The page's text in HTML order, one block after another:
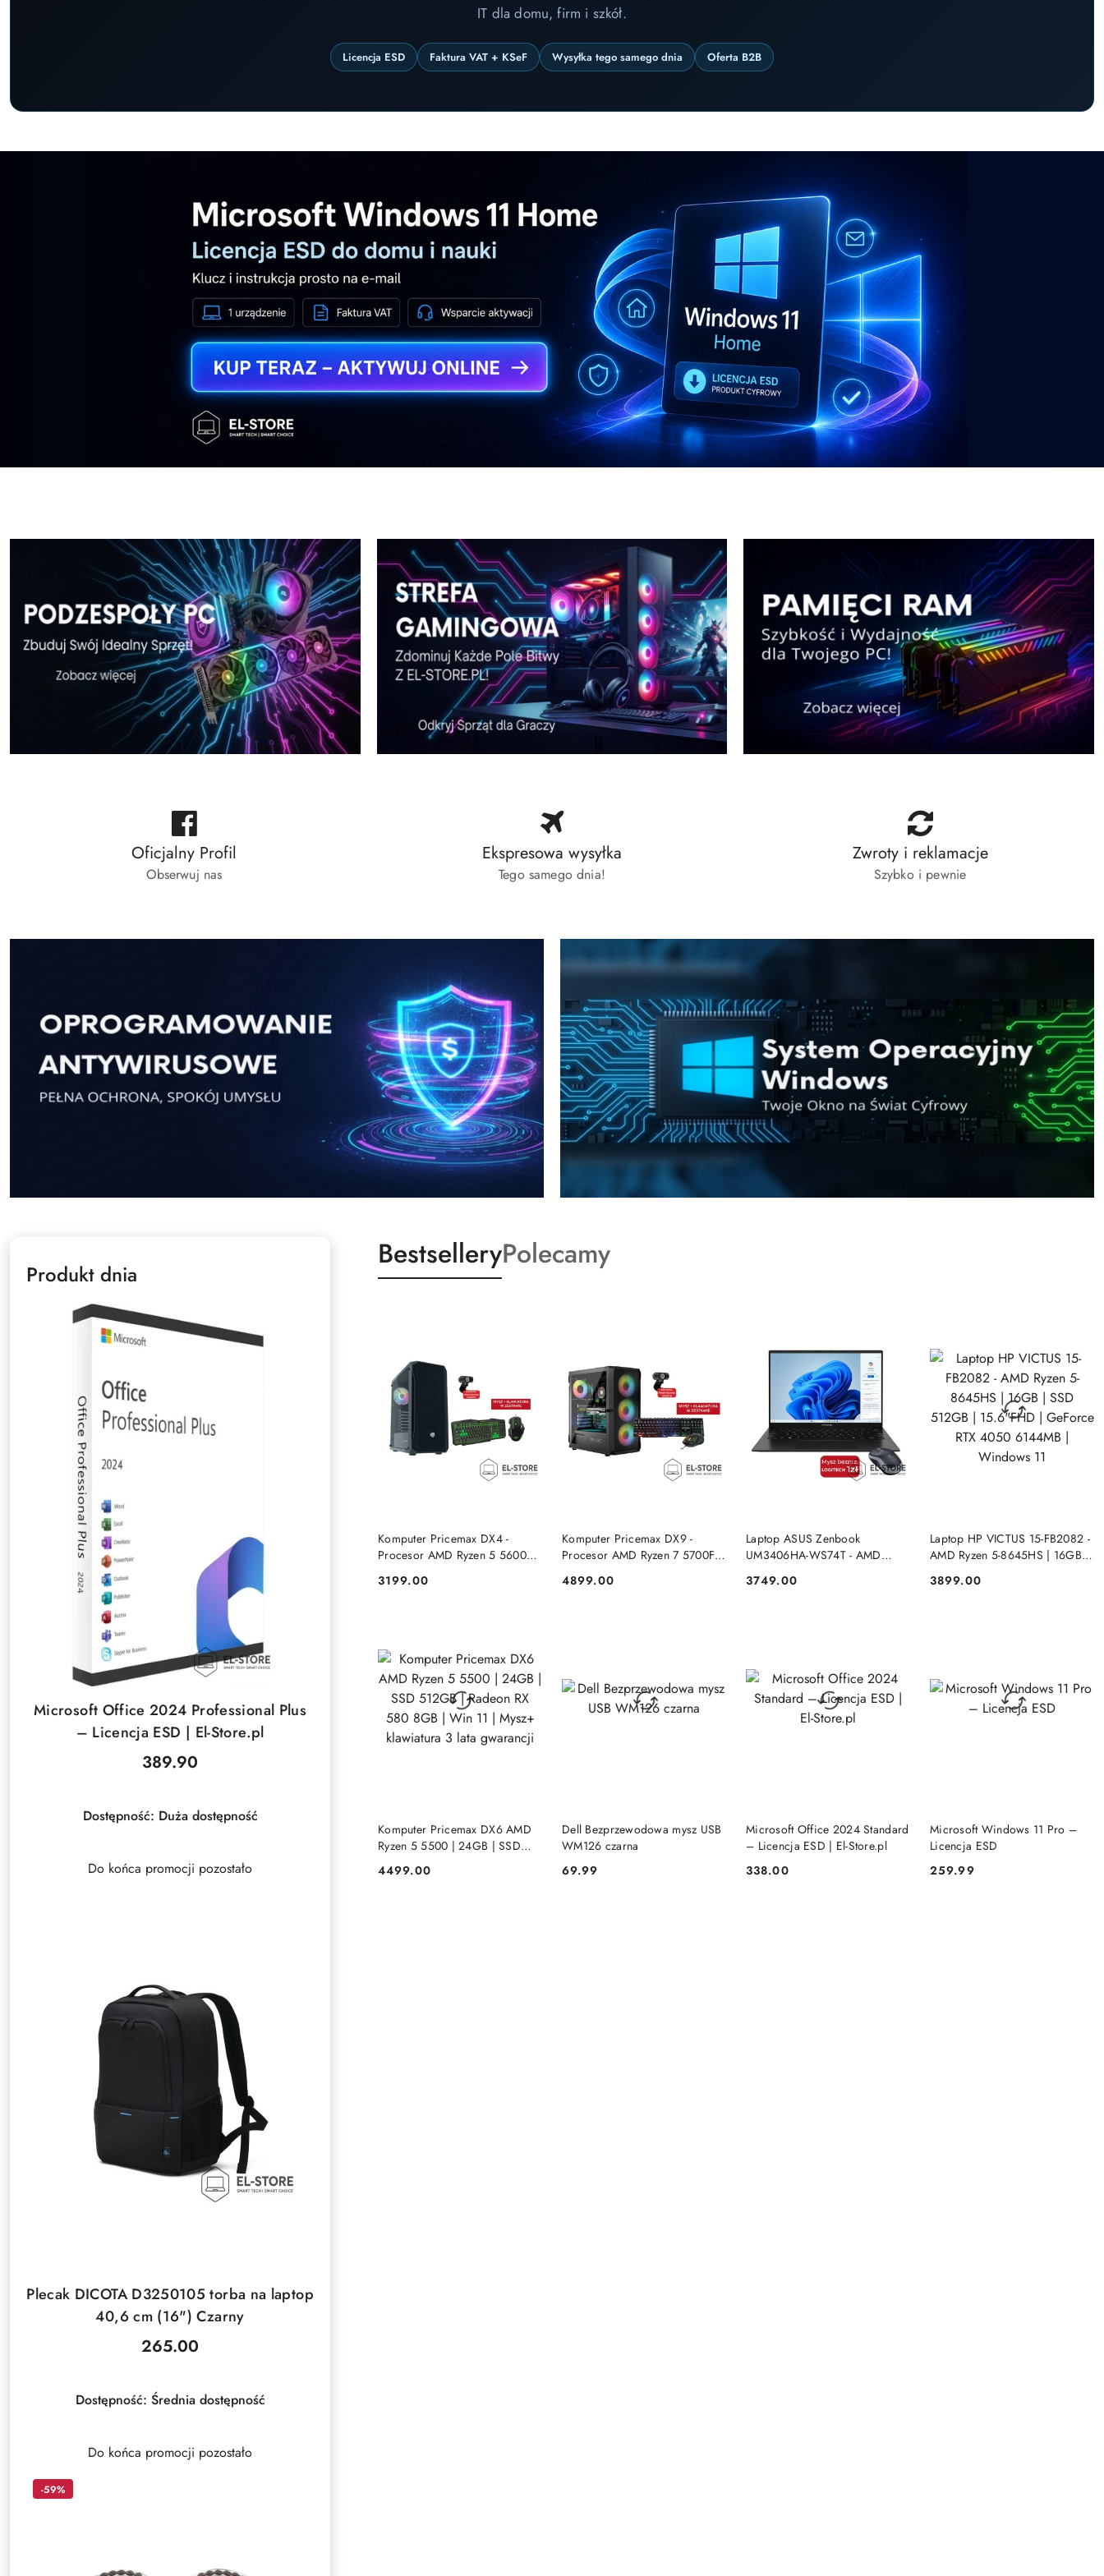
IT dla domu, firm i szkół.
Licencja ESD Faktura VAT + KSeF Wysyłka tego samego dnia Oferta B2B
Oficjalny Profil
Obserwuj nas
Ekspresowa wysyłka
Tego samego dnia!
Zwroty i reklamacje
Szybko i pewnie
Produkt dnia
Microsoft Office 2024 Professional Plus
– Licencja ESD | El-Store.pl
Cena:
389.90
Dostępność: Duża dostępność
Do końca promocji pozostało
Plecak DICOTA D3250105 torba na laptop
40,6 cm (16") Czarny
Cena:
265.00
DO KOSZYKA
Dostępność: Średnia dostępność
Do końca promocji pozostało
-59%
BestselleryPolecamy
Komputer Pricemax DX4 -
Procesor AMD Ryzen 5 5600G
512GB Win 11 PRO
Cena:
3199.00
DO KOSZYKA
Komputer Pricemax DX9 -
Procesor AMD Ryzen 7 5700F |
GeForce RTX 5050 8GB | Win
Cena:
4899.00
DO KOSZYKA
Laptop ASUS Zenbook
UM3406HA-WS74T - AMD
512GB | 14" OLED (1920x1200)
Cena:
3749.00
PRODUKT NIEDOSTĘPNY
Laptop HP VICTUS 15-FB2082 -
AMD Ryzen 5-8645HS | 16GB |
GeForce RTX 4050 6144MB |
Cena:
3899.00
PRODUKT NIEDOSTĘPNY
Komputer Pricemax DX6 AMD
Ryzen 5 5500 | 24GB | SSD
Win 11 | Mysz+ klawiatura 3 lata
Cena:
4499.00
DO KOSZYKA
Dell Bezprzewodowa mysz USB
WM126 czarna
Cena:
69.99
DO KOSZYKA
Microsoft Office 2024 Standard
– Licencja ESD | El-Store.pl
Cena:
338.00
DO KOSZYKA
Microsoft Windows 11 Pro –
Licencja ESD
Cena:
259.99
DO KOSZYKA